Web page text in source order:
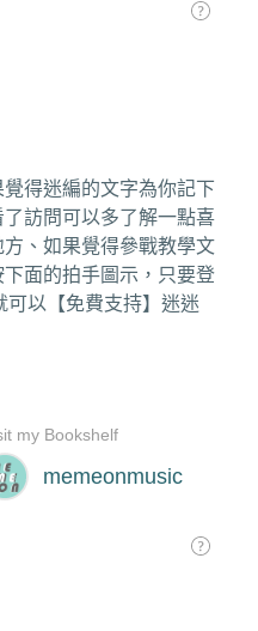
得迷編的文字為你記下
訪問可以多了解一點喜
、如果覺得參戰教學文
面的拍手圖示，只要登
可以【免費支持】迷迷